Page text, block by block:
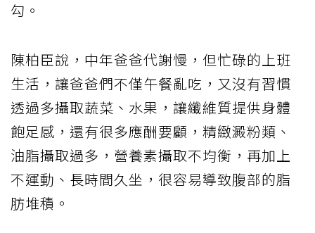
勾。
陳柏臣說，中年爸爸代謝慢，但忙碌的上班
生活，讓爸爸們不僅午餐亂吃，又沒有習慣
透過多攝取蔬菜、水果，讓纖維質提供身體
飽足感，還有很多應酬要顧，精緻澱粉類、
油脂攝取過多，營養素攝取不均衡，再加上
不運動、長時間久坐，很容易導致腹部的脂
肪堆積。